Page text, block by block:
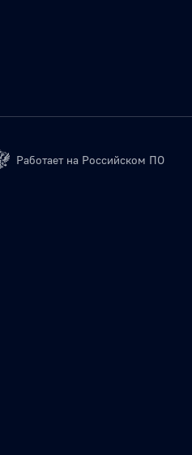
Работает на Российском ПО